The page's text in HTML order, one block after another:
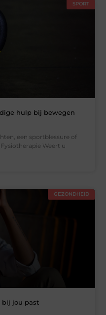
SPORT
hulp bij bewegen
een sportblessure of
Weert u
GEZONDHEID
bij jou past